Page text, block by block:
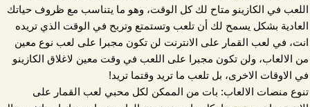
اللعب في الكازينو متاح لك كل الوقت، وهو ما يتناسب مع ظروف حياتك
العادية بشكل يسمح لك أن تلعب وتستمتع وتربح في الوقت الذي تريده
انت، في لعب القمار على الانترنت لن تكون مجبرا على لعب نوع معين
من الالعاب، ولن تكون مجبرا على اللعب في وقت معين لاغلاق الكازينو
في الاوقات الاخرى، بل تلعب ما تريد وقتما تريد!
تنوع منصات الالعاب: بات من الممكن لكل محبي لعب القمار على